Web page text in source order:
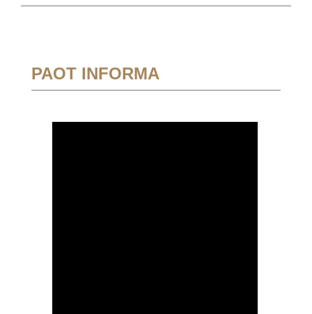
PAOT INFORMA